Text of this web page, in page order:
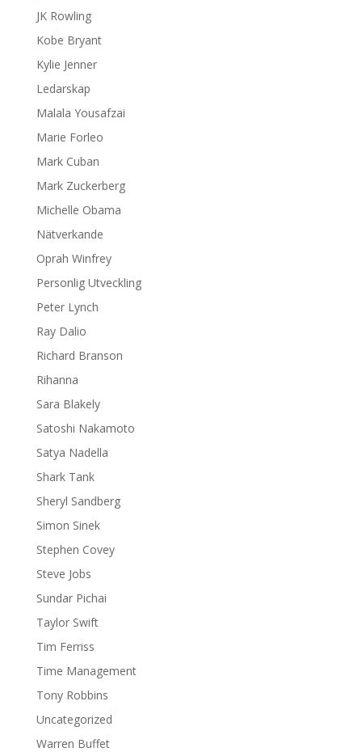
JK Rowling
Kobe Bryant
Kylie Jenner
Ledarskap
Malala Yousafzai
Marie Forleo
Mark Cuban
Mark Zuckerberg
Michelle Obama
Nätverkande
Oprah Winfrey
Personlig Utveckling
Peter Lynch
Ray Dalio
Richard Branson
Rihanna
Sara Blakely
Satoshi Nakamoto
Satya Nadella
Shark Tank
Sheryl Sandberg
Simon Sinek
Stephen Covey
Steve Jobs
Sundar Pichai
Taylor Swift
Tim Ferriss
Time Management
Tony Robbins
Uncategorized
Warren Buffet